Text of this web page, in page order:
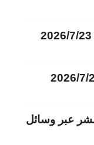
عبر وسائل